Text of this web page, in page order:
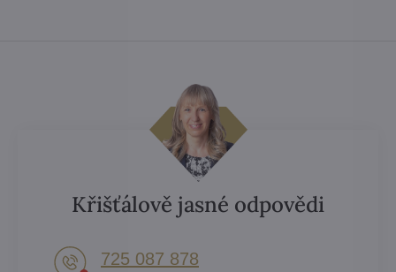
Křišťálově jasné odpovědi
725 087 878​